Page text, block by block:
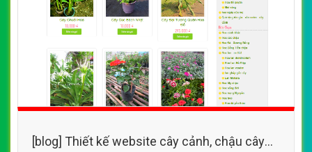
[blog] Thiết kế website cây cảnh, chậu cây